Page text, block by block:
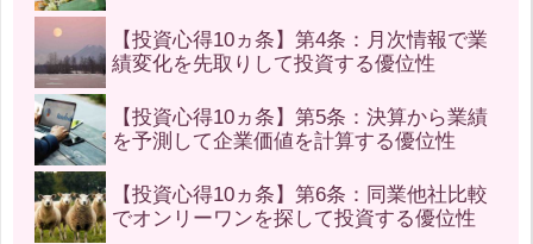
【投資心得10ヵ条】第4条：月次情報で業
績変化を先取りして投資する優位性
【投資心得10ヵ条】第5条：決算から業績
を予測して企業価値を計算する優位性
【投資心得10ヵ条】第6条：同業他社比較
でオンリーワンを探して投資する優位性